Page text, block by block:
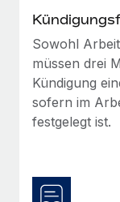
Mobilität und
Mühelose
Benefits
Mühelose
Wellness-
Mehr
Den Blog
BLOG
Neues zu
Gusto und
aller Größen
Sowohl
müssen drei
Kündigung
sofern im
festgelegt ist.